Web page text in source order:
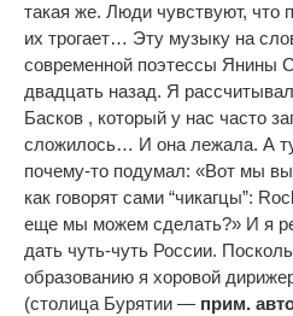
такая же. Люди чувствуют, что
их трогает… Эту музыку на
современной поэтессы Янины
двадцать назад. Я
Басков , который у нас часто
сложилось… И она лежала. А
почему-то подумал: «Вот мы
как говорят сами “чикагцы”: R
еще мы можем сделать?» И я
дать чуть-чуть России.
образованию я хоровой
(столица Бурятии — прим.